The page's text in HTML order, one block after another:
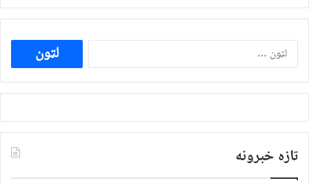
ددی
لپاره
لټون:
تازه خبرونه